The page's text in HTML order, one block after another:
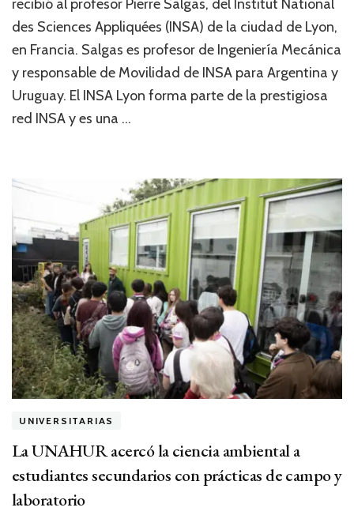
recibió al profesor Pierre Salgas, del Institut National
des Sciences Appliquées (INSA) de la ciudad de Lyon,
en Francia. Salgas es profesor de Ingeniería Mecánica
y responsable de Movilidad de INSA para Argentina y
Uruguay. El INSA Lyon forma parte de la prestigiosa
red INSA y es una …
UNIVERSITARIAS
La UNAHUR acercó la ciencia ambiental a
estudiantes secundarios con prácticas de campo y
laboratorio